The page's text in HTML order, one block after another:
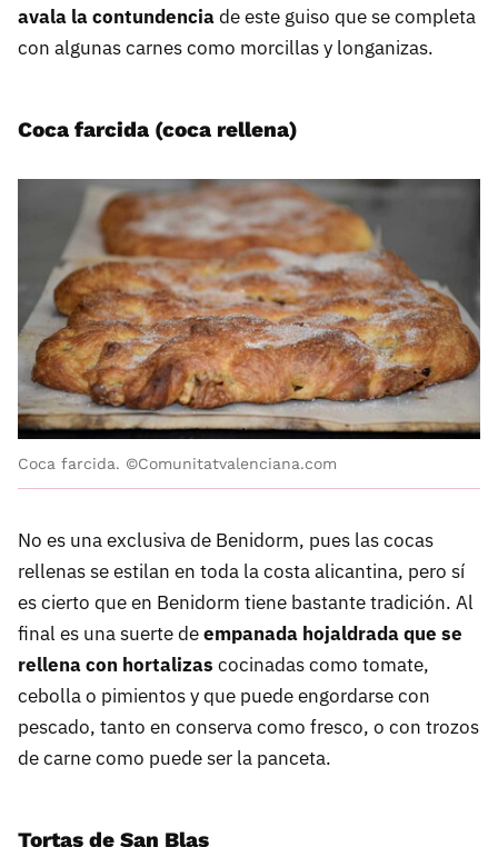
avala la contundenciade este guiso que se completa
con algunas carnes como morcillas y longanizas.
Coca farcida (coca rellena)
Coca farcida. ©Comunitatvalenciana.com
No es una exclusiva de Benidorm, pues las cocas
rellenas se estilan en toda la costa alicantina, pero sí
es cierto que en Benidorm tiene bastante tradición. Al
final es una suerte deempanada hojaldrada que se
rellena con hortalizas cocinadas como tomate,
cebolla o pimientos y que puede engordarse con
pescado, tanto en conserva como fresco, o con trozos
de carne como puede ser la panceta.
Tortas de San Blas